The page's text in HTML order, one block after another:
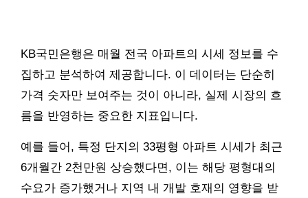
KB국민은행은 매월 전국 아파트의 시세 정보를 수
집하고 분석하여 제공합니다. 이 데이터는 단순히
가격 숫자만 보여주는 것이 아니라, 실제 시장의 흐
름을 반영하는 중요한 지표입니다.
예를 들어, 특정 단지의 33평형 아파트 시세가 최근
6개월간 2천만원 상승했다면, 이는 해당 평형대의
수요가 증가했거나 지역 내 개발 호재의 영향을 받